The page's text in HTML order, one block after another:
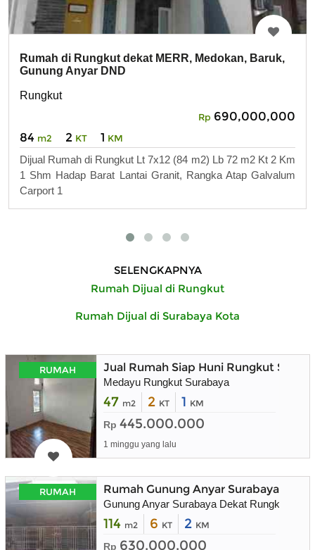
Rumah di Rungkut dekat MERR, Medokan, Baruk,
Gunung Anyar DND
Rungkut
Rp 690,000,000
84 m2 2 KT 1 KM
Dijual Rumah di Rungkut Lt 7x12 (84 m2) Lb 72 m2 Kt 2 Km
1 Shm Hadap Barat Lantai Granit, Rangka Atap Galvalum
Carport 1
SELENGKAPNYA
Rumah Dijual di Rungkut
Rumah Dijual di Surabaya Kota
RUMAH Jual Rumah Siap Huni Rungkut
Medayu Rungkut Surabaya
47 m2 2 KT 1 KM
Rp 445.000.000
1 minggu yang lalu
RUMAH Rumah Gunung Anyar Surabaya
Gunung Anyar Surabaya Dekat Rungkut
114 m2 6 KT 2 KM
Rp 630.000.000